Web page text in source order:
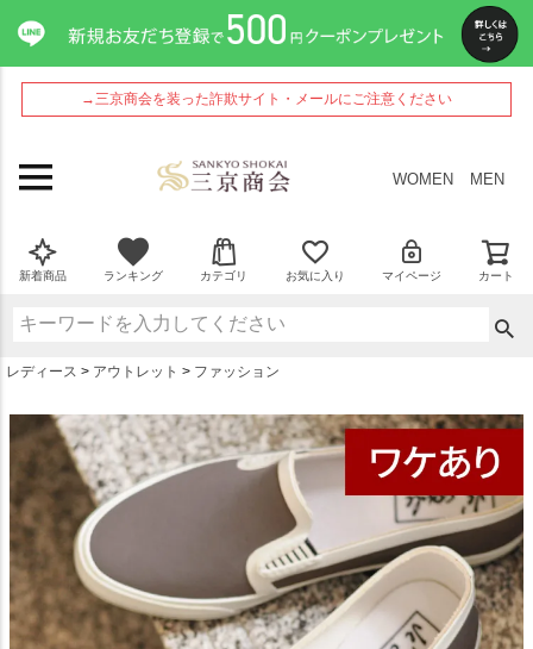
→三京商会を装った詐欺サイト・メールにご注意ください
WOMEN MEN
新着商品 ランキング カテゴリ お気に入り マイページ カート
レディース アウトレット ファッション
ペー
ジト
ップ
へ